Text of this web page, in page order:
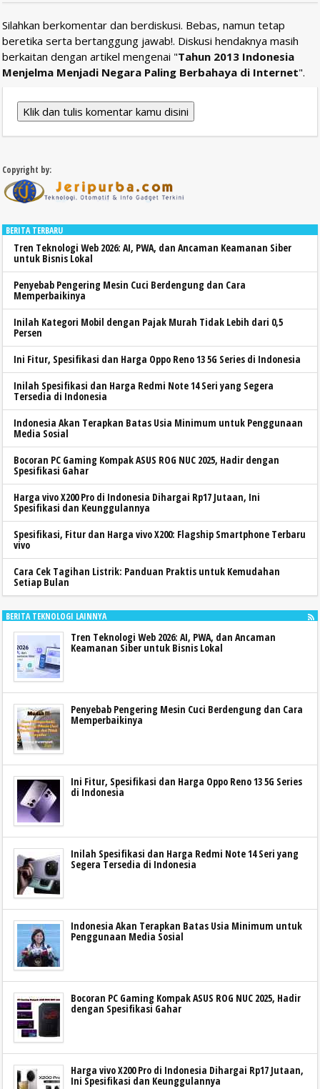
Silahkan berkomentar dan berdiskusi. Bebas, namun tetap
beretika serta bertanggung jawab!. Diskusi hendaknya masih
berkaitan dengan artikel mengenai "Tahun 2013 Indonesia
Menjelma Menjadi Negara Paling Berbahaya di Internet".
Klik dan tulis komentar kamu disini
Copyright by:
BERITA TERBARU
Tren Teknologi Web 2026: AI, PWA, dan Ancaman Keamanan Siber
untuk Bisnis Lokal
Penyebab Pengering Mesin Cuci Berdengung dan Cara
Memperbaikinya
Inilah Kategori Mobil dengan Pajak Murah Tidak Lebih dari 0,5
Persen
Ini Fitur, Spesifikasi dan Harga Oppo Reno 13 5G Series di Indonesia
Inilah Spesifikasi dan Harga Redmi Note 14 Seri yang Segera
Tersedia di Indonesia
Indonesia Akan Terapkan Batas Usia Minimum untuk Penggunaan
Media Sosial
Bocoran PC Gaming Kompak ASUS ROG NUC 2025, Hadir dengan
Spesifikasi Gahar
Harga vivo X200 Pro di Indonesia Dihargai Rp17 Jutaan, Ini
Spesifikasi dan Keunggulannya
Spesifikasi, Fitur dan Harga vivo X200: Flagship Smartphone Terbaru
vivo
Cara Cek Tagihan Listrik: Panduan Praktis untuk Kemudahan
Setiap Bulan
BERITA TEKNOLOGI LAINNYA
Tren Teknologi Web 2026: AI, PWA, dan Ancaman
Keamanan Siber untuk Bisnis Lokal
Penyebab Pengering Mesin Cuci Berdengung dan Cara
Memperbaikinya
Ini Fitur, Spesifikasi dan Harga Oppo Reno 13 5G Series
di Indonesia
Inilah Spesifikasi dan Harga Redmi Note 14 Seri yang
Segera Tersedia di Indonesia
Indonesia Akan Terapkan Batas Usia Minimum untuk
Penggunaan Media Sosial
Bocoran PC Gaming Kompak ASUS ROG NUC 2025, Hadir
dengan Spesifikasi Gahar
Harga vivo X200 Pro di Indonesia Dihargai Rp17 Jutaan,
Ini Spesifikasi dan Keunggulannya